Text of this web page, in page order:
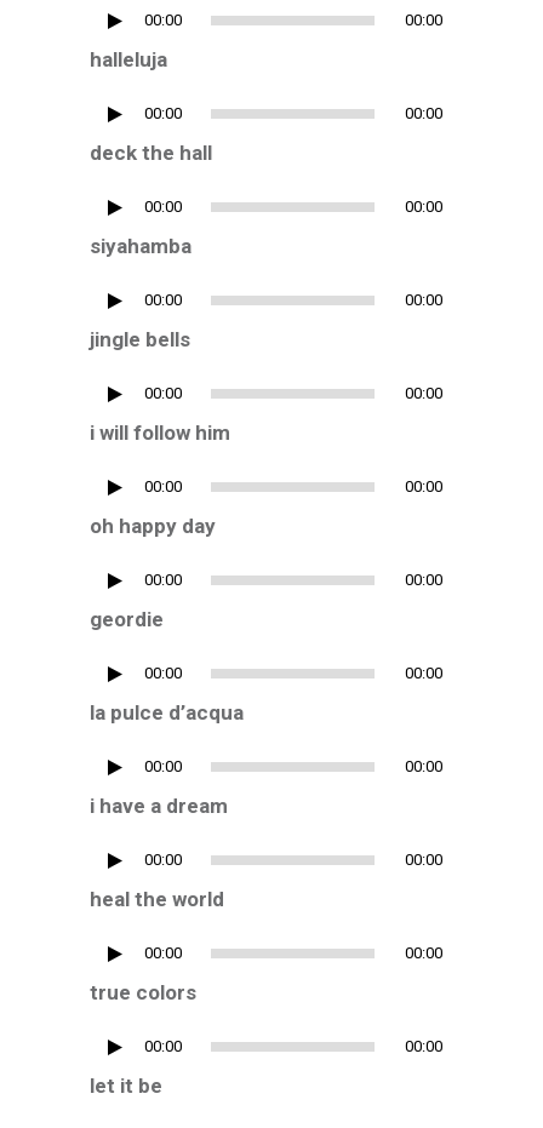
Audio
Player
00:00 00:00
halleluja
Audio
Player
00:00 00:00
deck the hall
Audio
Player
00:00 00:00
siyahamba
Audio
Player
00:00 00:00
jingle bells
Audio
Player
00:00 00:00
i will follow him
Audio
Player
00:00 00:00
oh happy day
Audio
Player
00:00 00:00
geordie
Audio
Player
00:00 00:00
la pulce d’acqua
Audio
Player
00:00 00:00
i have a dream
Audio
Player
00:00 00:00
heal the world
Audio
Player
00:00 00:00
true colors
Audio
Player
00:00 00:00
let it be